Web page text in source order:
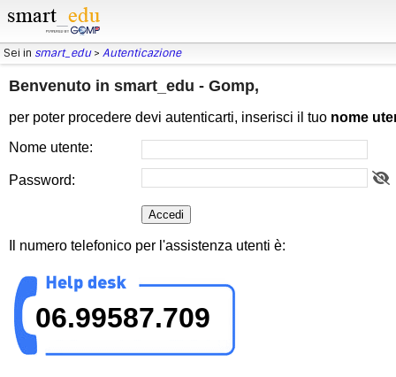
Sei in smart_edu> Autenticazione
Benvenuto in smart_edu - Gomp,
per poter procedere devi autenticarti, inserisci il tuo nome
Nome utente:
Password:
Il numero telefonico per l'assistenza utenti è:
06.99587.709